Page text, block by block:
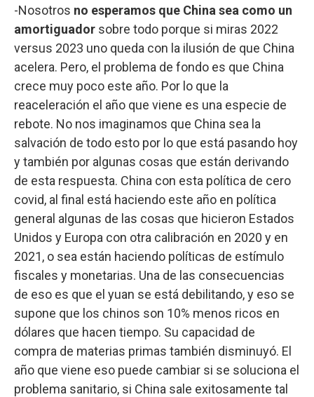
-Nosotros no esperamos que China sea como un
amortiguador sobre todo porque si miras 2022
versus 2023 uno queda con la ilusión de que China
acelera. Pero, el problema de fondo es que China
crece muy poco este año. Por lo que la
reaceleración el año que viene es una especie de
rebote. No nos imaginamos que China sea la
salvación de todo esto por lo que está pasando hoy
y también por algunas cosas que están derivando
de esta respuesta. China con esta política de cero
covid, al final está haciendo este año en política
general algunas de las cosas que hicieron Estados
Unidos y Europa con otra calibración en 2020 y en
2021, o sea están haciendo políticas de estímulo
fiscales y monetarias. Una de las consecuencias
de eso es que el yuan se está debilitando, y eso se
supone que los chinos son 10% menos ricos en
dólares que hacen tiempo. Su capacidad de
compra de materias primas también disminuyó. El
año que viene eso puede cambiar si se soluciona el
problema sanitario, si China sale exitosamente tal